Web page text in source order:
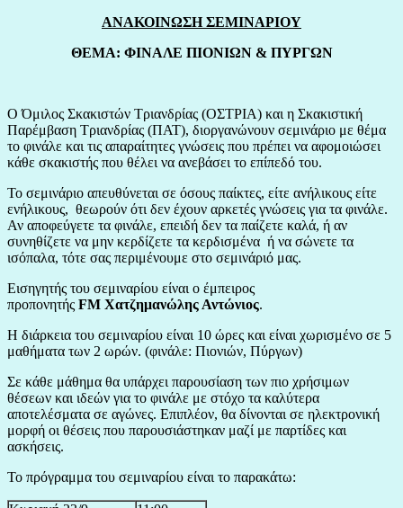
ΑΝΑΚΟΙΝΩΣΗ ΣΕΜΙΝΑΡΙΟΥ
ΘΕΜΑ: ΦΙΝΑΛΕ ΠΙΟΝΙΩΝ & ΠΥΡΓΩΝ
Ο Όμιλος Σκακιστών Τριανδρίας (ΟΣΤΡΙΑ) και η Σκακιστική
Παρέμβαση Τριανδρίας (ΠΑΤ), διοργανώνουν σεμινάριο με θέμα
το φινάλε και τις απαραίτητες γνώσεις που πρέπει να αφομοιώσει
κάθε σκακιστής που θέλει να ανεβάσει το επίπεδό του.
Το σεμινάριο απευθύνεται σε όσους παίκτες, είτε ανήλικους είτε
ενήλικους, θεωρούν ότι δεν έχουν αρκετές γνώσεις για τα φινάλε.
Αν αποφεύγετε τα φινάλε, επειδή δεν τα παίζετε καλά, ή αν
συνηθίζετε να μην κερδίζετε τα κερδισμένα ή να σώνετε τα
ισόπαλα, τότε σας περιμένουμε στο σεμινάριό μας.
Εισηγητής του σεμιναρίου είναι ο έμπειρος
προπονητής FM Χατζημανώλης Αντώνιος.
Η διάρκεια του σεμιναρίου είναι 10 ώρες και είναι χωρισμένο σε 5
μαθήματα των 2 ωρών. (φινάλε: Πιονιών, Πύργων)
Σε κάθε μάθημα θα υπάρχει παρουσίαση των πιο χρήσιμων
θέσεων και ιδεών για το φινάλε με στόχο τα καλύτερα
αποτελέσματα σε αγώνες. Επιπλέον, θα δίνονται σε ηλεκτρονική
μορφή οι θέσεις που παρουσιάστηκαν μαζί με παρτίδες και
ασκήσεις.
Το πρόγραμμα του σεμιναρίου είναι το παρακάτω: